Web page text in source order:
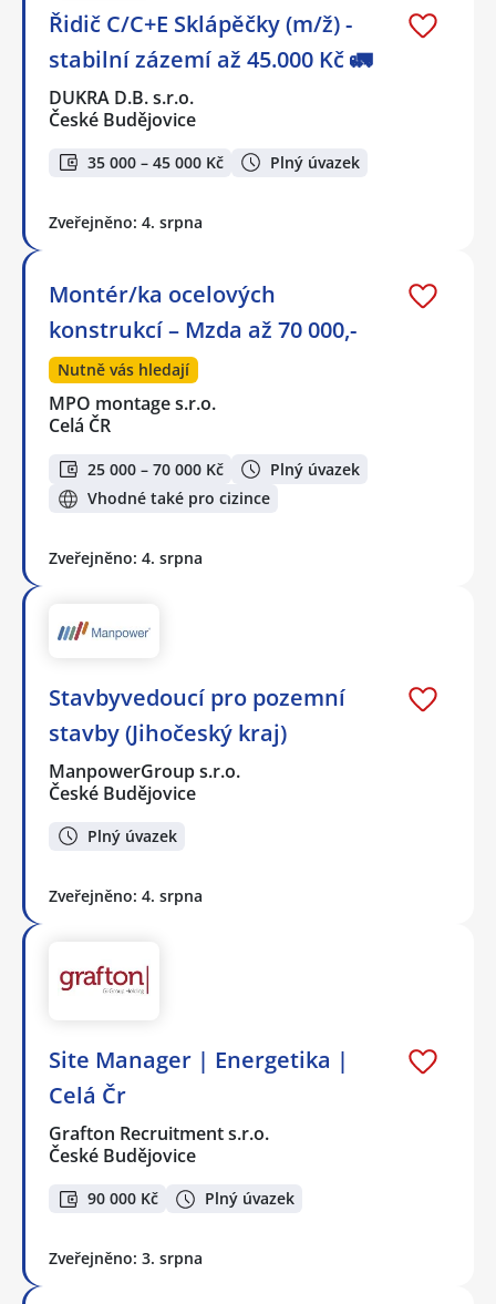
Řidič C/C+E Sklápěčky (m/ž) -
stabilní zázemí až 45.000 Kč 🚛
DUKRA D.B. s.r.o.
České Budějovice
35 000 – 45 000 Kč Plný úvazek
Zveřejněno: 4. srpna
Montér/ka ocelových
konstrukcí – Mzda až 70 000,-
Nutně vás hledají
MPO montage s.r.o.
Celá ČR
25 000 – 70 000 Kč
Plný úvazek
Vhodné také pro cizince
Zveřejněno: 4. srpna
Stavbyvedoucí pro pozemní
stavby (Jihočeský kraj)
ManpowerGroup s.r.o.
České Budějovice
Plný úvazek
Zveřejněno: 4. srpna
Site Manager | Energetika |
Celá Čr
Grafton Recruitment s.r.o.
České Budějovice
90 000 Kč Plný úvazek
Zveřejněno: 3. srpna